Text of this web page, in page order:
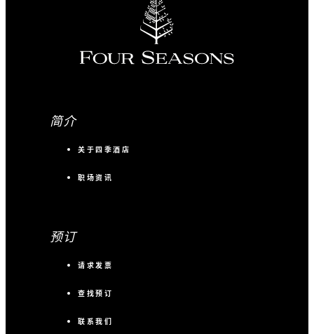
简介
关于四季酒店
职场资讯
预订
请求发票
查找预订
联系我们